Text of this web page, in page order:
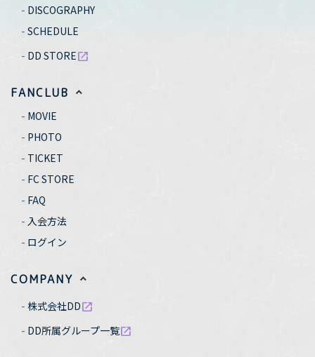
DISCOGRAPHY
SCHEDULE
DD STOREopen_in_new
FANCLUB
MOVIE
PHOTO
TICKET
FC STORE
FAQ
入会方法
ログイン
COMPANY
株式会社DDopen_in_new
DD所属グループ一覧open_in_new